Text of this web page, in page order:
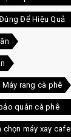
Để Hiệu Quả
Máy rang cà phê
quản cà phê
chọn máy xay cafe